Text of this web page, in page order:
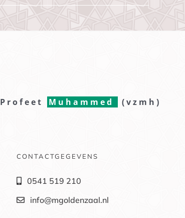
Profeet Muhammed (vzmh)
CONTACTGEGEVENS
0541 519 210
info@mgoldenzaal.nl